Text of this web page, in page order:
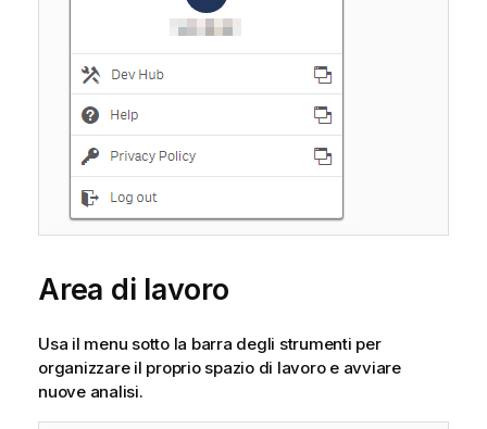
Area di lavoro
Usa il menu sotto la barra degli strumenti per
organizzare il proprio spazio di lavoro e avviare
nuove analisi.